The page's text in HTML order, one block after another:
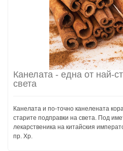
Канелата - една от най-
света
Канелата и по-точно канелената
старите подправки на света. Под
лекарственика на китайския
пр. Хр.